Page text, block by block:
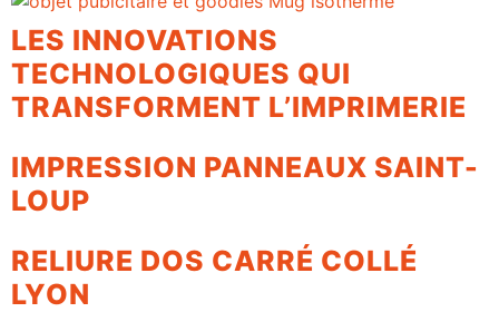
LES INNOVATIONS
TECHNOLOGIQUES QUI
TRANSFORMENT L’IMPRIMERIE
IMPRESSION PANNEAUX SAINT-
LOUP
RELIURE DOS CARRÉ COLLÉ
LYON